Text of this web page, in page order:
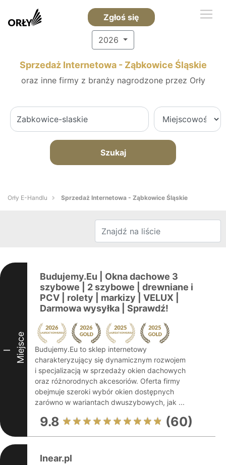
Zgłoś się
2026
Sprzedaż Internetowa - Ząbkowice Śląskie
oraz inne firmy z branży nagrodzone przez Orły
Szukaj
Orły E-Handlu Sprzedaż Internetowa - Ząbkowice Śląskie
I Miejsce
Budujemy.Eu | Okna dachowe 3
szybowe | 2 szybowe | drewniane i
PCV | rolety | markizy | VELUX |
Darmowa wysyłka | Sprawdź!
Budujemy.Eu to sklep internetowy
charakteryzujący się dynamicznym rozwojem
i specjalizacją w sprzedaży okien dachowych
oraz różnorodnych akcesoriów. Oferta firmy
obejmuje szeroki wybór okien dostępnych
zarówno w wariantach dwuszybowych, jak ...
9.8 (60)
Inear.pl